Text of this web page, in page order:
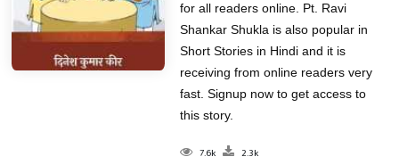
for all readers online. Pt. Ravi
Shankar Shukla is also popular in
Short Stories in Hindi and it is
receiving from online readers very
fast. Signup now to get access to
this story.
7.6k 2.3k